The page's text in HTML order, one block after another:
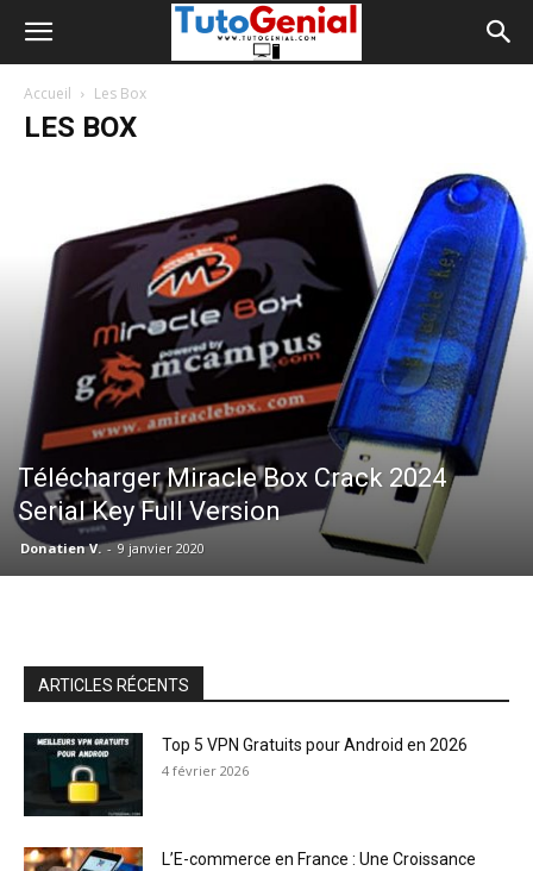
Accueil Les Box
LES BOX
Télécharger Miracle Box Crack 2024
Serial Key Full Version
Donatien V. - 9 janvier 2020
ARTICLES RÉCENTS
Top 5 VPN Gratuits pour Android en 2026
4 février 2026
L’E-commerce en France : Une Croissance